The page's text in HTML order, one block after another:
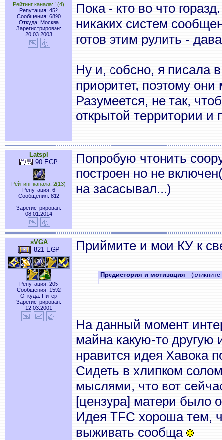
Рейтинг канала: 1(4)
Репутация: 452
Сообщения: 6890
Откуда: Москва
Зарегистрирован:
20.03.2003
Пока - кто во что
никаких систем
готов этим рулить -
Ну и, собсно, я писала
приоритет, поэтому
Разумеется, не так,
открытой территории и
Latspl
90 EGP
Рейтинг канала: 2(13)
Репутация: 6
Сообщения: 812
Зарегистрирован:
08.01.2014
Попробую чтонить
построен но не
на засасывал...)
sVGA
821 EGP
Репутация: 205
Сообщения: 1592
Откуда: Питер
Зарегистрирован:
12.03.2001
Приймите и мои КУ к
Предистория и мотивация (кликните
На данный момент
майна какую-то другую
нравится идея Хавока
Сидеть в хлипком
мыслями, что вот
[цензура] матери было
Идея TFC хороша тем,
выживать сообща